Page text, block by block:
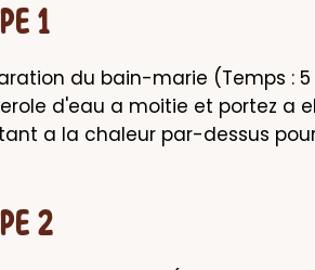
1
du bain-marie (Temps :
d'eau a moitie et portez a
a la chaleur par-dessus
2